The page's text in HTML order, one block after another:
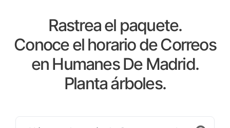
Rastrea el paquete.
Conoce el horario de Correos
en Humanes De Madrid.
Planta árboles.